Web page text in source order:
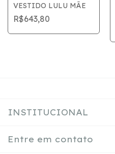
VESTIDO LULU MÃE
R$643,80
INSTITUCIONAL
Entre em contato